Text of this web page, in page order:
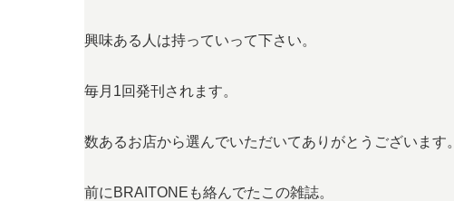
興味ある人は持っていって下さい。
毎月1回発刊されます。
数あるお店から選んでいただいてありがとうございます。
前にBRAITONEも絡んでたこの雑誌。